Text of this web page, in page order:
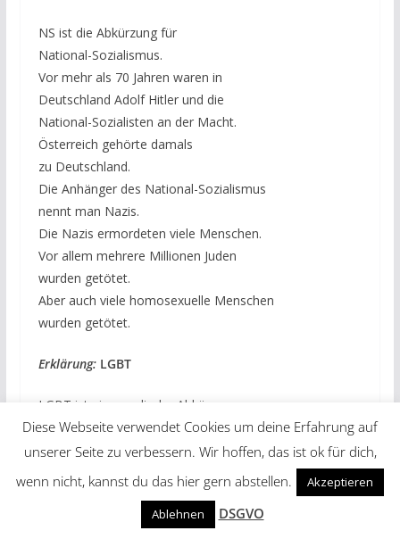
NS ist die Abkürzung für
National-Sozialismus.
Vor mehr als 70 Jahren waren in
Deutschland Adolf Hitler und die
National-Sozialisten an der Macht.
Österreich gehörte damals
zu Deutschland.
Die Anhänger des National-Sozialismus
nennt man Nazis.
Die Nazis ermordeten viele Menschen.
Vor allem mehrere Millionen Juden
wurden getötet.
Aber auch viele homosexuelle Menschen
wurden getötet.
Erklärung: LGBT
LGBT ist eine englische Abkürzung.
Jeder Buchstabe steht für eine
eigene Gruppe von Menschen.
Das sind Lesben, Schwule,
bi-sexuelle Menschen und Transgender.
Bi-sexuelle Menschen lieben
Diese Webseite verwendet Cookies um deine Erfahrung auf
unserer Seite zu verbessern. Wir hoffen, das ist ok für dich,
wenn nicht, kannst du das hier gern abstellen.
Akzeptieren
Ablehnen
DSGVO